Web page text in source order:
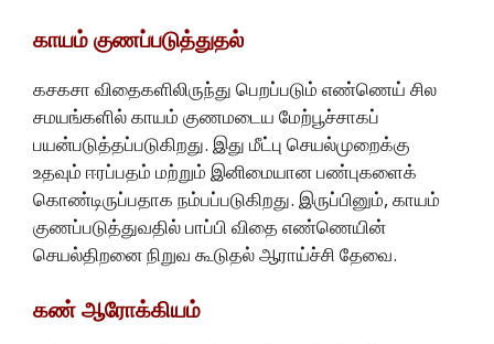
காயம் குணப்படுத்துதல்
கசகசா விதைகளிலிருந்து பெறப்படும் எண்ணெய் சில
சமயங்களில் காயம் குணமடைய மேற்பூச்சாகப்
பயன்படுத்தப்படுகிறது. இது மீட்பு செயல்முறைக்கு
உதவும் ஈரப்பதம் மற்றும் இனிமையான பண்புகளைக்
கொண்டிருப்பதாக நம்பப்படுகிறது. இருப்பினும், காயம்
குணப்படுத்துவதில் பாப்பி விதை எண்ணெயின்
செயல்திறனை நிறுவ கூடுதல் ஆராய்ச்சி தேவை.
கண் ஆரோக்கியம்